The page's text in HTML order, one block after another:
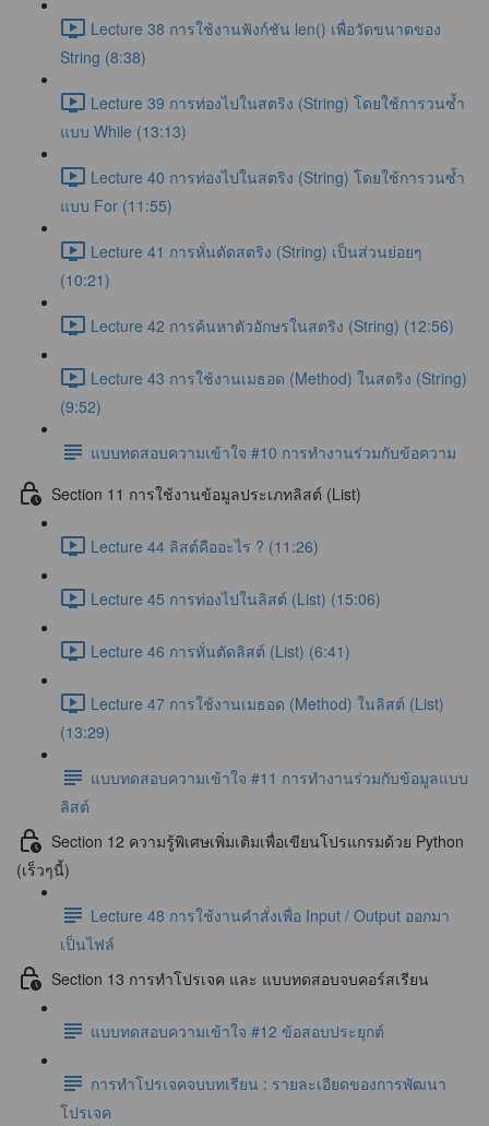
Lecture 38 การใช้งานฟังก์ชัน len() เพื่อวัดขนาดของ
String (8:38)
Lecture 39 การท่องไปในสตริง (String) โดยใช้การวนซ้ำ
แบบ While (13:13)
Lecture 40 การท่องไปในสตริง (String) โดยใช้การวนซ้ำ
แบบ For (11:55)
Lecture 41 การหั่นตัดสตริง (String) เป็นส่วนย่อยๆ
(10:21)
Lecture 42 การค้นหาตัวอักษรในสตริง (String) (12:56)
Lecture 43 การใช้งานเมธอด (Method) ในสตริง (String)
(9:52)
แบบทดสอบความเข้าใจ #10 การทำงานร่วมกับข้อความ
Section 11 การใช้งานข้อมูลประเภทลิสต์ (List)
Lecture 44 ลิสต์คืออะไร ? (11:26)
Lecture 45 การท่องไปในลิสต์ (List) (15:06)
Lecture 46 การหั่นตัดลิสต์ (List) (6:41)
Lecture 47 การใช้งานเมธอด (Method) ในลิสต์ (List)
(13:29)
แบบทดสอบความเข้าใจ #11 การทำงานร่วมกับข้อมูลแบบ
ลิสต์
Section 12 ความรู้พิเศษเพิ่มเติมเพื่อเขียนโปรแกรมด้วย Python
(เร็วๆนี้)
Lecture 48 การใช้งานคำสั่งเพื่อ Input / Output ออกมา
เป็นไฟล์
Section 13 การทำโปรเจค และ แบบทดสอบจบคอร์สเรียน
แบบทดสอบความเข้าใจ #12 ข้อสอบประยุกต์
การทำโปรเจคจบบทเรียน : รายละเอียดของการพัฒนา
โปรเจค